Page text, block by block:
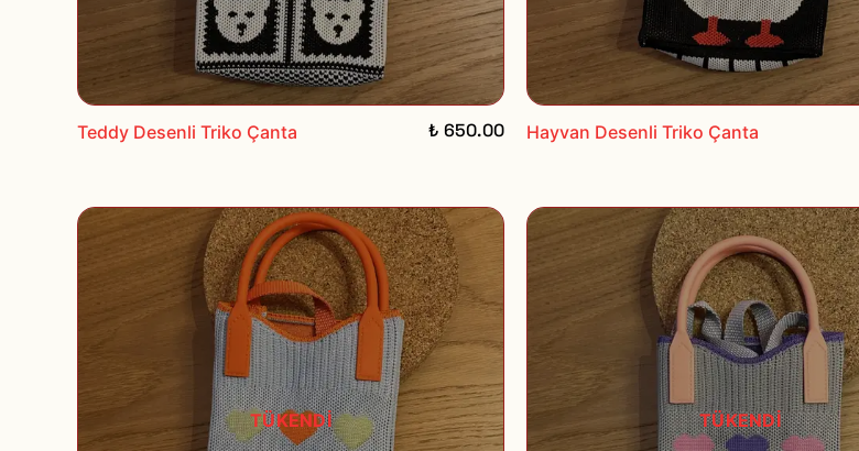
Teddy Desenli Triko Çanta ₺ 650.00 Hayvan Desenli Triko Çanta
TÜKENDİ TÜKENDİ